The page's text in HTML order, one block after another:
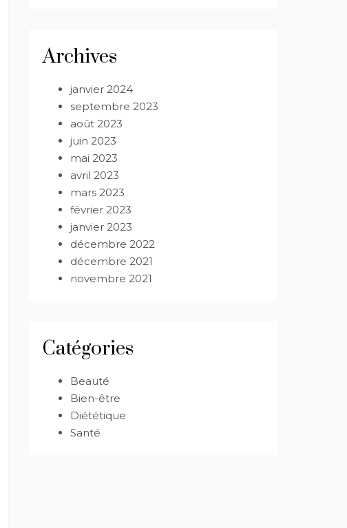
Archives
janvier 2024
septembre 2023
août 2023
juin 2023
mai 2023
avril 2023
mars 2023
février 2023
janvier 2023
décembre 2022
décembre 2021
novembre 2021
Catégories
Beauté
Bien-être
Diététique
Santé